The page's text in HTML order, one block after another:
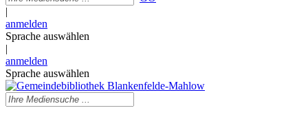
|
anmelden
Sprache auswählen
|
anmelden
Sprache auswählen